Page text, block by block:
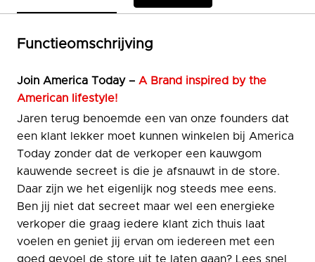
Functieomschrijving
Join America Today – A Brand inspired by the
American lifestyle!
Jaren terug benoemde een van onze founders dat
een klant lekker moet kunnen winkelen bij America
Today zonder dat de verkoper een kauwgom
kauwende secreet is die je afsnauwt in de store.
Daar zijn we het eigenlijk nog steeds mee eens.
Ben jij niet dat secreet maar wel een energieke
verkoper die graag iedere klant zich thuis laat
voelen en geniet jij ervan om iedereen met een
goed gevoel de store uit te laten gaan? Lees snel